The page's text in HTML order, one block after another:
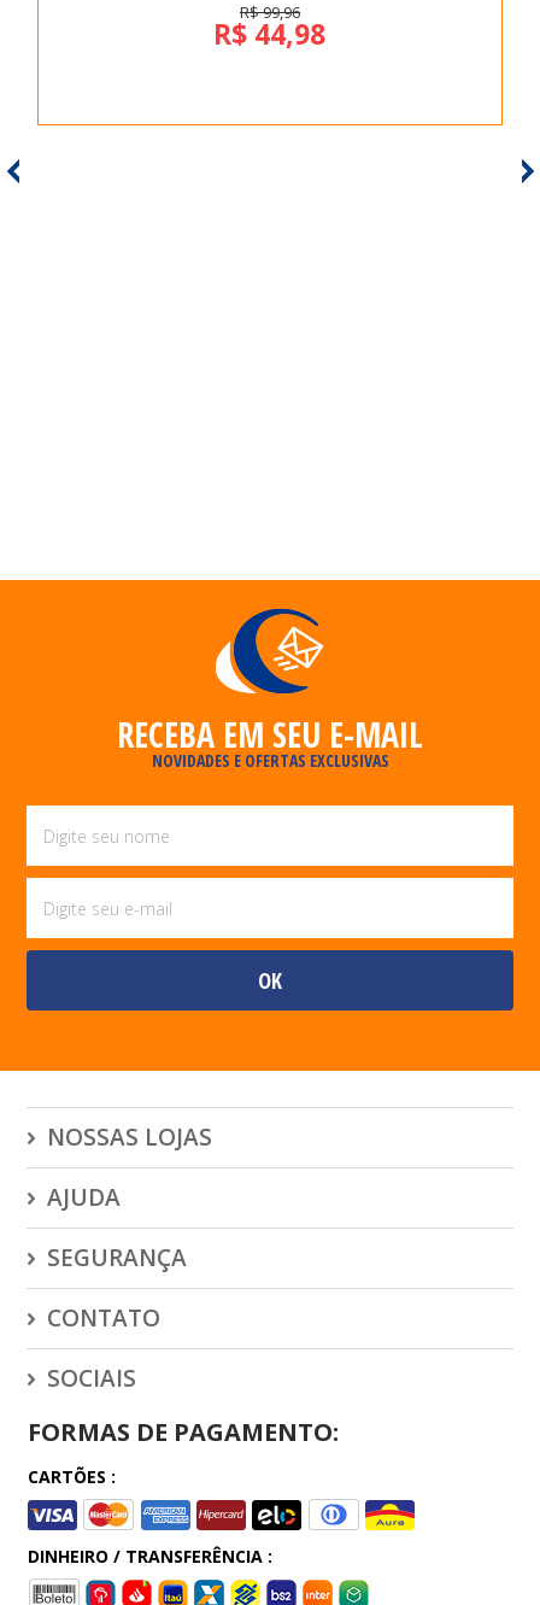
R$ 99,96
R$ 44,98
RECEBA EM SEU E-MAIL
NOVIDADES E OFERTAS EXCLUSIVAS
NOSSAS LOJAS
AJUDA
SEGURANÇA
CONTATO
SOCIAIS
FORMAS DE PAGAMENTO:
CARTÕES :
DINHEIRO / TRANSFERÊNCIA :